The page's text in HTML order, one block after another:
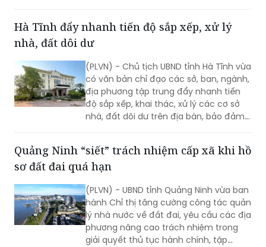
Hà Tĩnh đẩy nhanh tiến độ sắp xếp, xử lý
nhà, đất dôi dư
(PLVN) - Chủ tịch UBND tỉnh Hà Tĩnh vừa
có văn bản chỉ đạo các sở, ban, ngành,
địa phương tập trung đẩy nhanh tiến
độ sắp xếp, khai thác, xử lý các cơ sở
nhà, đất dôi dư trên địa bàn, bảo đảm
Quảng Ninh “siết” trách nhiệm cấp xã khi hồ
sơ đất đai quá hạn
(PLVN) - UBND tỉnh Quảng Ninh vừa ban
hành Chỉ thị tăng cường công tác quản
lý nhà nước về đất đai, yêu cầu các địa
phương nâng cao trách nhiệm trong
giải quyết thủ tục hành chính, tập